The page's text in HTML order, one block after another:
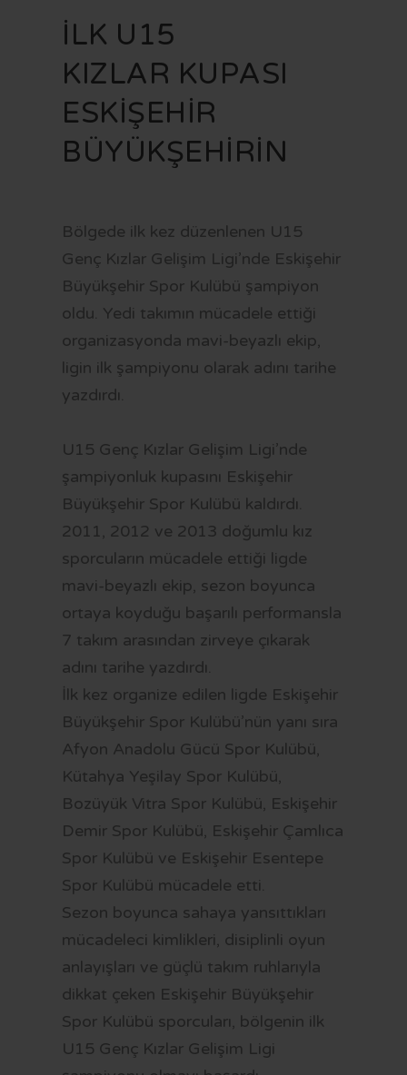
STRATEJİK PLAN
MEVZUAT
İÇ KONTROL
YETKİ VE SORUMLULUKLAR
BELEDİYE ŞİRKETLERİ
LOGOLAR
CV BANKASI
YAYINLARIMIZ
PARSELASYON PLANI İLANLARI
İLAN PORTALI
MECLİS KARARLARI
SAYDAMLIK VE HESAPVERİLEBİLİRLİK
K.V.K.K VE BİLGİ GÜVENLİĞİ
UKOME KARARLARI
KÜLTÜR - SANAT
SAĞLIK HİZMETLERİ
SOSYAL BELEDİYECİLİK
SPOR
BORÇ SORGULAMA
MEZARLIK BİLGİ SİSTEMİ
E-DEVLET
HAL FİYATLARI
TARİFELER
TRAMVAY SAATLERİ
MİNİBÜS GÜZERGAHLARI
İLK U15
KIZLAR KUPASI
ESKİŞEHİR
BÜYÜKŞEHİRİN
Bölgede ilk kez düzenlenen U15
Genç Kızlar Gelişim Ligi’nde Eskişehir
Büyükşehir Spor Kulübü şampiyon
oldu. Yedi takımın mücadele ettiği
organizasyonda mavi-beyazlı ekip,
ligin ilk şampiyonu olarak adını tarihe
yazdırdı.
U15 Genç Kızlar Gelişim Ligi’nde
şampiyonluk kupasını Eskişehir
Büyükşehir Spor Kulübü kaldırdı.
2011, 2012 ve 2013 doğumlu kız
sporcuların mücadele ettiği ligde
mavi-beyazlı ekip, sezon boyunca
ortaya koyduğu başarılı performansla
7 takım arasından zirveye çıkarak
adını tarihe yazdırdı.
İlk kez organize edilen ligde Eskişehir
Büyükşehir Spor Kulübü’nün yanı sıra
Afyon Anadolu Gücü Spor Kulübü,
Kütahya Yeşilay Spor Kulübü,
Bozüyük Vitra Spor Kulübü, Eskişehir
Demir Spor Kulübü, Eskişehir Çamlıca
Spor Kulübü ve Eskişehir Esentepe
Spor Kulübü mücadele etti.
Sezon boyunca sahaya yansıttıkları
mücadeleci kimlikleri, disiplinli oyun
anlayışları ve güçlü takım ruhlarıyla
dikkat çeken Eskişehir Büyükşehir
Spor Kulübü sporcuları, bölgenin ilk
U15 Genç Kızlar Gelişim Ligi